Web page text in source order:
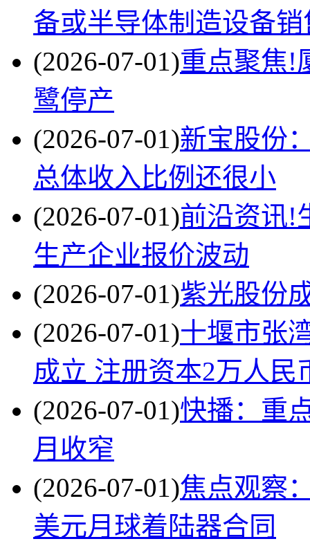
备或半导体制造设备销
(2026-07-01)重点聚焦!
鹭停产
(2026-07-01)新宝股份
总体收入比例还很小
(2026-07-01)前沿资讯!
生产企业报价波动
(2026-07-01)紫光股份
(2026-07-01)十堰市张
成立 注册资本2万人民
(2026-07-01)快播：重
月收窄
(2026-07-01)焦点观察
美元月球着陆器合同